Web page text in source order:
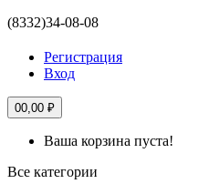
(8332)34-08-08
Регистрация
Вход
00,00 ₽
Ваша корзина пуста!
Все категории